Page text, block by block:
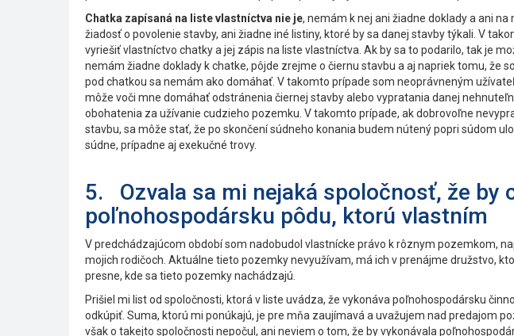
Chatka zapísaná na liste vlastníctva nie je, nemám k nej ani žiadne doklady a ani
žiadosť o povolenie stavby, ani žiadne iné listiny, ktoré by sa danej stavby týkali. V
vyriešiť vlastníctvo chatky a jej zápis na liste vlastníctva. Ak by sa to podarilo, tak je
nemám žiadne doklady k chatke, pôjde zrejme o čiernu stavbu a aj napriek tomu, že
pod chatkou sa nemám ako domáhať. V takomto prípade som neoprávneným
môže voči mne domáhať odstránenia čiernej stavby alebo vypratania danej
obohatenia za užívanie cudzieho pozemku. V takomto prípade, ak dobrovoľne
stavbu, sa môže stať, že po skončení súdneho konania budem nútený popri súdom
súdne, prípadne aj exekučné trovy.
5. Ozvala sa mi nejaká spoločnosť, že by
poľnohospodársku pôdu, ktorú vlastním
V predchádzajúcom období som nadobudol vlastnícke právo k rôznym pozemkom,
mojich rodičoch. Aktuálne tieto pozemky nevyužívam, má ich v prenájme družstvo,
presne, kde sa tieto pozemky nachádzajú.
Prišiel mi list od spoločnosti, ktorá v liste uvádza, že vykonáva poľnohospodársku
odkúpiť. Suma, ktorú mi ponúkajú, je pre mňa zaujímavá a uvažujem nad predajom
však o takejto spoločnosti nepočul, ani neviem o tom, že by vykonávala